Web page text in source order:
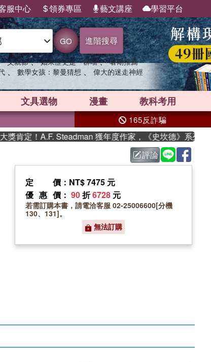
服中心 領券專區 藝文講座 學習平台
GO 進階搜尋
父親節 、 如果歷史是一群喵 、 暑期推薦
、 數學女孩：黎曼猜想 、 偉大的迷走神經
文具選物 漫畫 教科考用
165反詐騙
肯定！A.F. Steadman 獲年度作家，《史坎德》系列帶你
評論
定價 ：NT$ 7475 元
優惠價 ： 90折6728 元
若需訂購本書，請電洽客服 02-25006600[分機
130、131]。
無法訂購